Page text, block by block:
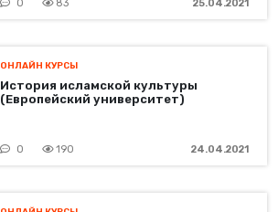
0 83 25.04.2021
ОНЛАЙН КУРСЫ
История исламской культуры
(Европейский университет)
0 190 24.04.2021